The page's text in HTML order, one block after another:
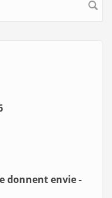
donnent envie -